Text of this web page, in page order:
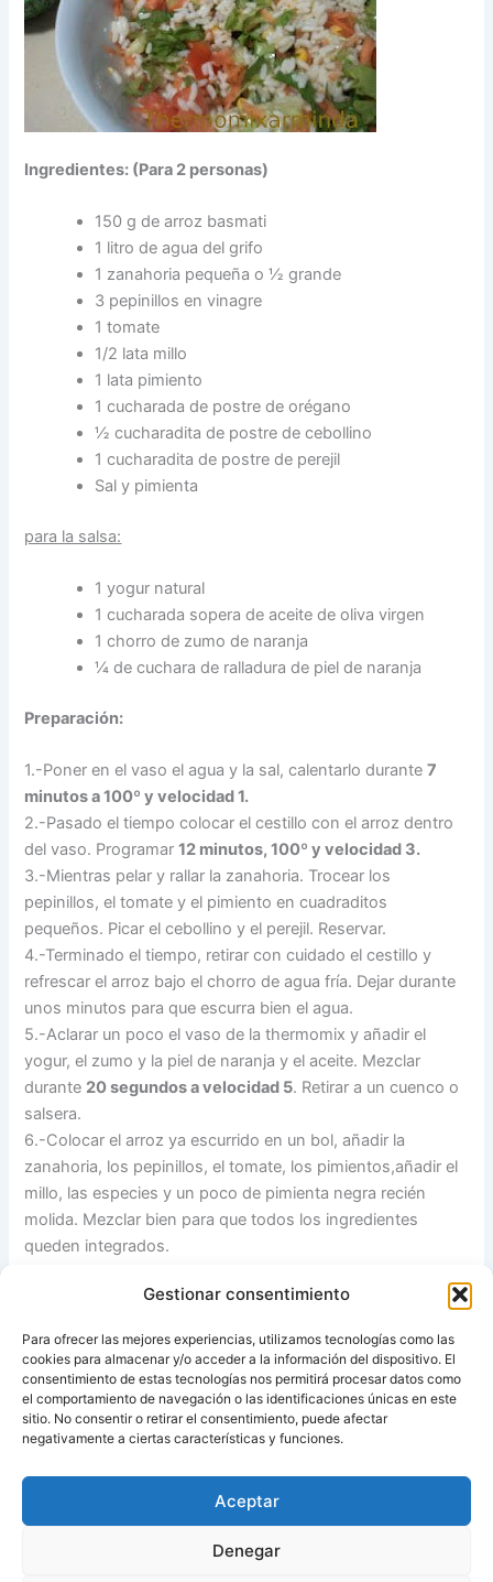
Gestionar consentimiento
Para ofrecer las mejores experiencias, utilizamos tecnologías como las
cookies para almacenar y/o acceder a la información del dispositivo. El
consentimiento de estas tecnologías nos permitirá procesar datos como
el comportamiento de navegación o las identificaciones únicas en este
sitio. No consentir o retirar el consentimiento, puede afectar
negativamente a ciertas características y funciones.
Aceptar
Denegar
Ingredientes: (Para 2 personas)
150 g de arroz basmati
1 litro de agua del grifo
1 zanahoria pequeña o ½ grande
3 pepinillos en vinagre
1 tomate
1/2 lata millo
1 lata pimiento
1 cucharada de postre de orégano
½ cucharadita de postre de cebollino
1 cucharadita de postre de perejil
Sal y pimienta
para la salsa:
1 yogur natural
1 cucharada sopera de aceite de oliva virgen
1 chorro de zumo de naranja
¼ de cuchara de ralladura de piel de naranja
Preparación:
1.-Poner en el vaso el agua y la sal, calentarlo durante7
minutos a 100º y velocidad 1.
2.-Pasado el tiempo colocar el cestillo con el arroz dentro
del vaso. Programar12 minutos, 100º y velocidad 3.
3.-Mientras pelar y rallar la zanahoria. Trocear los
pepinillos, el tomate y el pimiento en cuadraditos
pequeños. Picar el cebollino y el perejil. Reservar.
4.-Terminado el tiempo, retirar con cuidado el cestillo y
refrescar el arroz bajo el chorro de agua fría. Dejar durante
unos minutos para que escurra bien el agua.
5.-Aclarar un poco el vaso de la thermomix y añadir el
yogur, el zumo y la piel de naranja y el aceite. Mezclar
durante 20 segundos a velocidad 5. Retirar a un cuenco o
salsera.
6.-Colocar el arroz ya escurrido en un bol, añadir la
zanahoria, los pepinillos, el tomate, los pimientos,añadir el
millo, las especies y un poco de pimienta negra recién
molida. Mezclar bien para que todos los ingredientes
queden integrados.
guardar en la nevera. Pero mejor por separado,no mezcléis
la ensalada con el aliño hasta la hora de servir.
Fuente:Recetas para tu Thermomix (más de 300)
ANTERIOR SIGUIENTE